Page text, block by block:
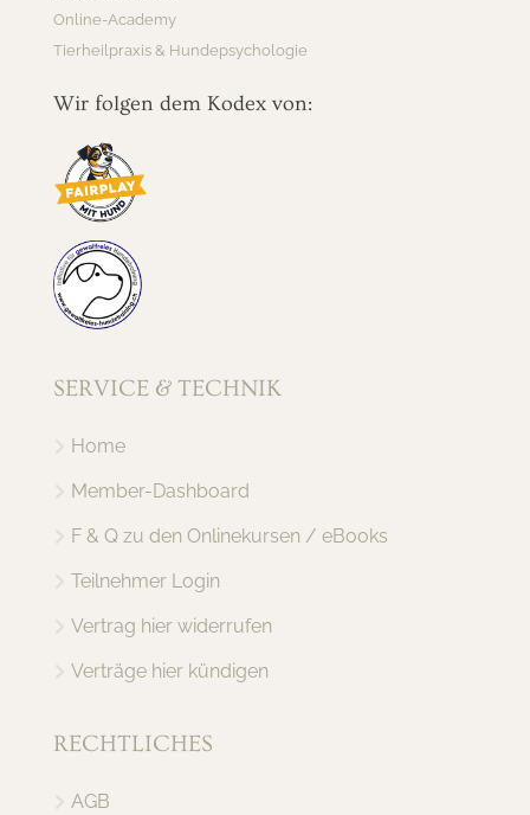
Online-Academy
Tierheilpraxis & Hundepsychologie
Wir folgen dem Kodex von:
SERVICE & TECHNIK
Home
Member-Dashboard
F & Q zu den Onlinekursen / eBooks
Teilnehmer Login
Vertrag hier widerrufen
Verträge hier kündigen
RECHTLICHES
AGB